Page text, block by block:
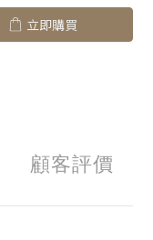
立即購買
顧客評價